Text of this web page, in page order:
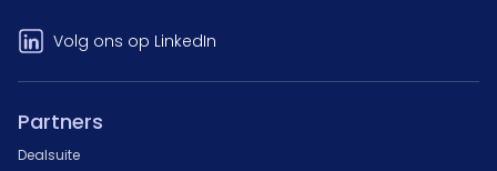
Volg ons op LinkedIn
Partners
Dealsuite